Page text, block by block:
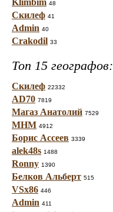
Klimbim 48
Скилеф 41
Admin 40
Crakodil 33
Топ 15 географов:
Скилеф 22332
AD70 7819
Магаз Анатолий 7529
МНМ 4912
Борис Ассеев 3339
alek48s 1488
Ronny 1390
Белков Альберт 515
VSx86 446
Admin 411